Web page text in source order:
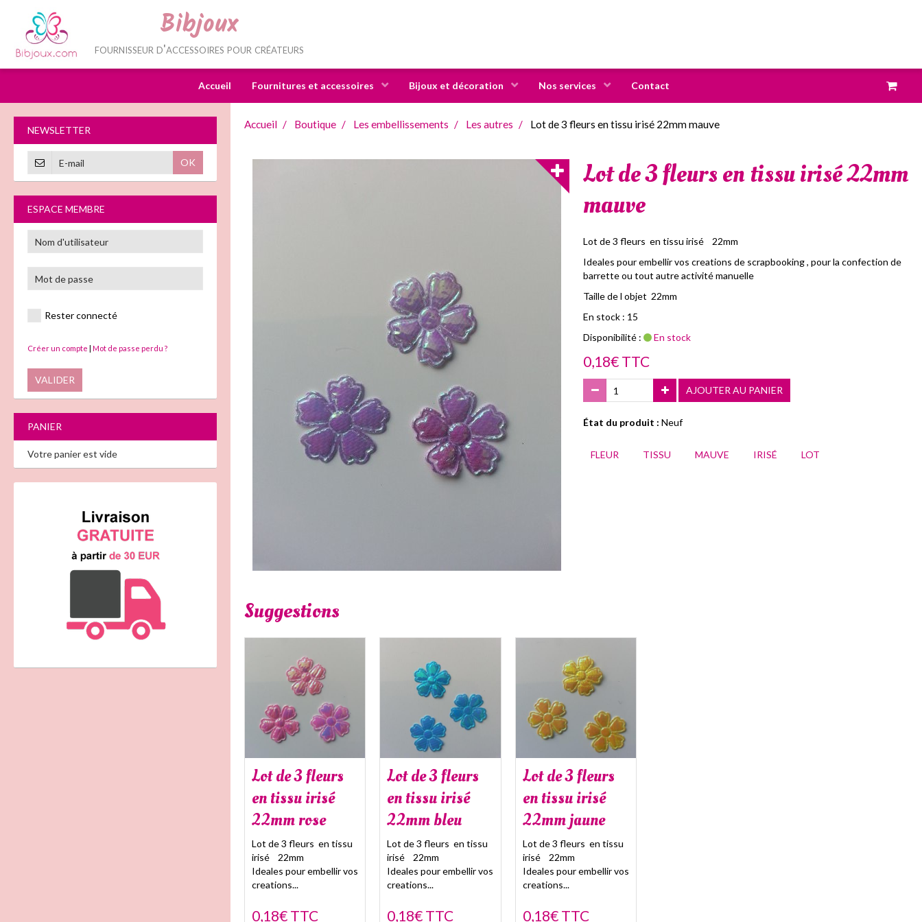
Bibjoux
fournisseur d'accessoires pour créateurs
Accueil Fournitures et accessoires Bijoux et décoration Nos services Contact
Accueil Boutique Les embellissements Les autres Lot de 3 fleurs en tissu irisé 22mm mauve
Lot de 3 fleurs en tissu irisé 22mm
mauve
Lot de 3 fleurs en tissu irisé 22mm
Ideales pour embellir vos creations de scrapbooking , pour la confection de
barrette ou tout autre activité manuelle
Taille de l objet 22mm
En stock : 15
Disponibilité :
En stock
0,18€ TTC
AJOUTER AU PANIER
État du produit : Neuf
FLEUR TISSU MAUVE IRISÉ LOT
Suggestions
Lot de 3 fleurs
en tissu irisé
22mm rose
Lot de 3 fleurs en tissu
irisé 22mm
Ideales pour embellir vos
creations...
0,18€ TTC
Lot de 3 fleurs
en tissu irisé
22mm bleu
Lot de 3 fleurs en tissu
irisé 22mm
Ideales pour embellir vos
creations...
0,18€ TTC
Lot de 3 fleurs
en tissu irisé
22mm jaune
Lot de 3 fleurs en tissu
irisé 22mm
Ideales pour embellir vos
creations...
0,18€ TTC
NEWSLETTER
OK
ESPACE MEMBRE
Rester connecté
Créer un compte | Mot de passe perdu ?
VALIDER
PANIER
Votre panier est vide